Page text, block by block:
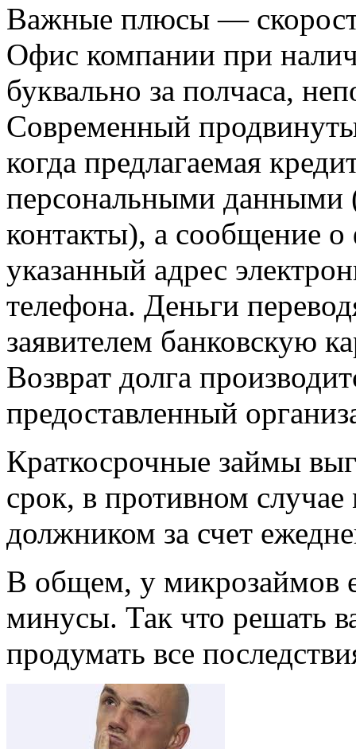
Важные плюсы —
Офис компании при
буквально за полчаса,
Современный
когда предлагаемая
персональными данными
контакты), а сообщение о
указанный адрес
телефона. Деньги
заявителем банковскую
Возврат долга
предоставленный
Краткосрочные займы
срок, в противном
должником за счет
В общем, у микрозаймов
минусы. Так что решать
продумать все